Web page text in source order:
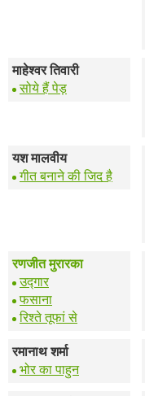
माहेश्वर तिवारी
सोये हैं पेड़
यश मालवीय
गीत बनाने की जिद है
रणजीत मुरारका
उद्गार
फसाना
रिश्ते तूफां से
रमानाथ शर्मा
भोर का पाहुन